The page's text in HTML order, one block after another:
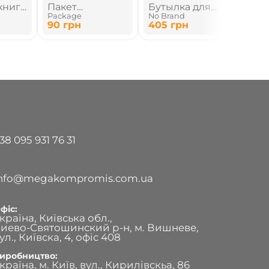
Пакет
бумажный
Package
90 грн
Бутылка для
воды
No Brand
405 грн
095 931 76 31
Київська обл.,
Святошинский р-н, м. Вишневе,
Київска, 4, офіс 408
м. Київ, вул., Кирилівскьа, 86